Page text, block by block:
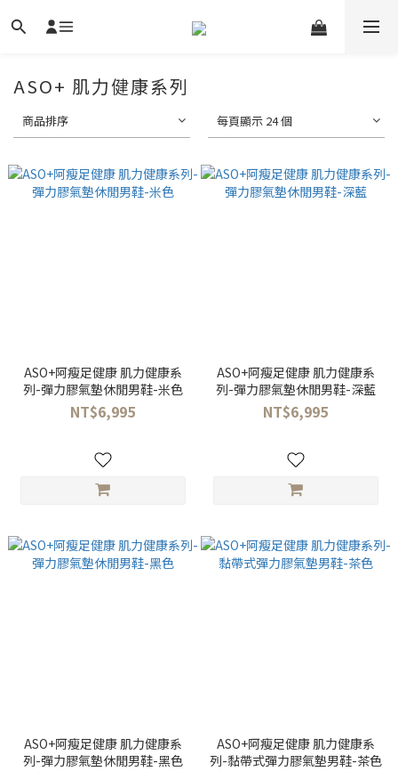
ASO+ 肌力健康系列
商品排序 每頁顯示 24 個
ASO+阿瘦足健康 肌力健康系
列-彈力膠氣墊休閒男鞋-米色
NT$6,995
ASO+阿瘦足健康 肌力健康系
列-彈力膠氣墊休閒男鞋-深藍
NT$6,995
ASO+阿瘦足健康 肌力健康系
列-彈力膠氣墊休閒男鞋-黑色
ASO+阿瘦足健康 肌力健康系
列-黏帶式彈力膠氣墊男鞋-茶色